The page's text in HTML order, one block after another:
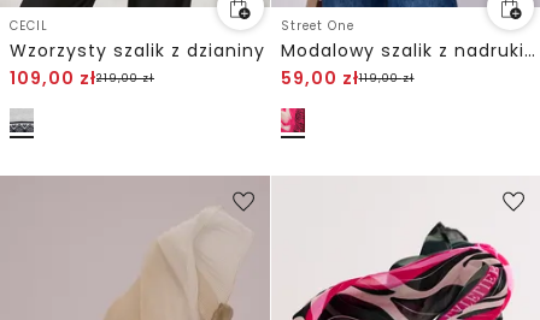
CECIL
Wzorzysty szalik z dzianiny
109,00 zł219,00zł
Street One
Modalowy szalik z nadrukiem zebry
59,00 zł119,00zł